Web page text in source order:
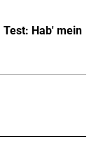
Test: Hab' mein